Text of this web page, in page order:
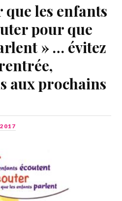
les enfants
pour que
» … évitez
aux prochains